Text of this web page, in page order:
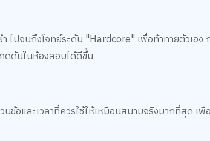
ไปจนถึงโจทย์ระดับ "Hardcore" เพื่อท้าทายตัวเอง
ดดันในห้องสอบได้ดีขึ้น
อและเวลาที่ควรใช้ให้เหมือนสนามจริงมากที่สุด เพื่อ